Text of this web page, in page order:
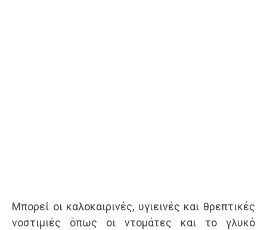
Μπορεί οι καλοκαιρινές, υγιεινές και θρεπτικές
νοστιμιές όπως οι ντομάτες και το γλυκό